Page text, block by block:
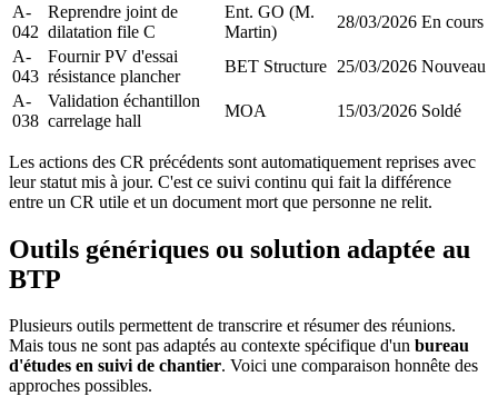
A-
042
Reprendre joint de
dilatation file C
Ent. GO (M.
Martin)
28/03/2026 En cours
A-
043
Fournir PV d'essai
résistance plancher
BET Structure 25/03/2026 Nouveau
A-
038
Validation échantillon
carrelage hall
MOA 15/03/2026 Soldé
Les actions des CR précédents sont automatiquement reprises avec
leur statut mis à jour. C'est ce suivi continu qui fait la différence
entre un CR utile et un document mort que personne ne relit.
Outils génériques ou solution adaptée au
BTP
Plusieurs outils permettent de transcrire et résumer des réunions.
Mais tous ne sont pas adaptés au contexte spécifique d'un bureau
d'études en suivi de chantier. Voici une comparaison honnête des
approches possibles.